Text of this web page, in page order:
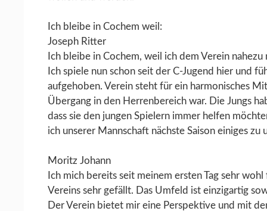
Ich bleibe in Cochem weil:
Joseph Ritter
Ich bleibe in Cochem, weil ich dem Verein
Ich spiele nun schon seit der C-Jugend hier und
aufgehoben. Verein steht für ein harmonisches
Übergang in den Herrenbereich war. Die Jungs
dass sie den jungen Spielern immer helfen
ich unserer Mannschaft nächste Saison einiges
Moritz Johann
Ich mich bereits seit meinem ersten Tag sehr
Vereins sehr gefällt. Das Umfeld ist einzigartig
Der Verein bietet mir eine Perspektive und mit